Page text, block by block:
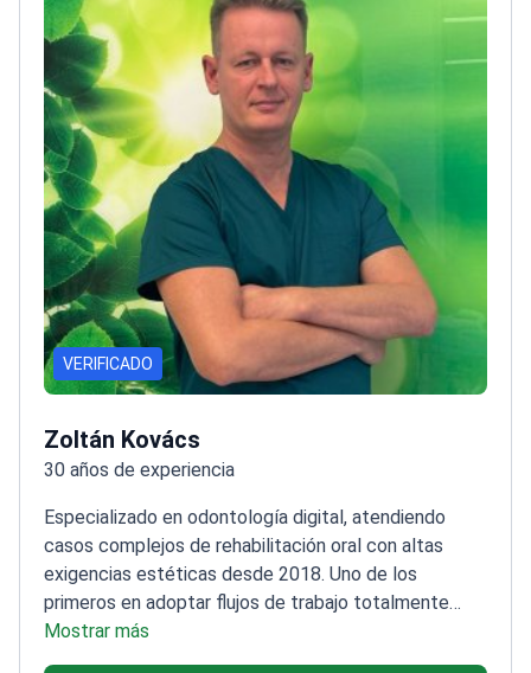
VERIFICADO
30 años de experiencia
casos complejos de rehabilitación oral con altas
exigencias estéticas desde 2018. Uno de los
primeros en adoptar flujos de trabajo totalmente
digitales en Hungría. Más de 30 años de experiencia
de experiencia, comenzó como técnico dental en
1996Formado y docente en la Universidad
Mostrar más